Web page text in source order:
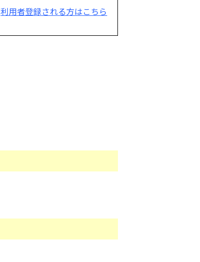
利用者登録される方はこちら